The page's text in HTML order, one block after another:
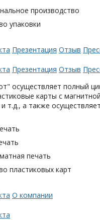
производство
упаковки
Презентация Отзыв
Презентация Отзыв
осуществляет полный
карты с
и т.д., а также
печать
пластиковых карт
О компании